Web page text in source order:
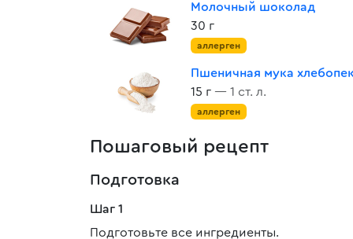
Молочный шоколад
30 г
аллерген
Пшеничная мука
15 г — 1 ст. л.
аллерген
Пошаговый рецепт
Подготовка
Шаг 1
Подготовьте все ингредиенты.